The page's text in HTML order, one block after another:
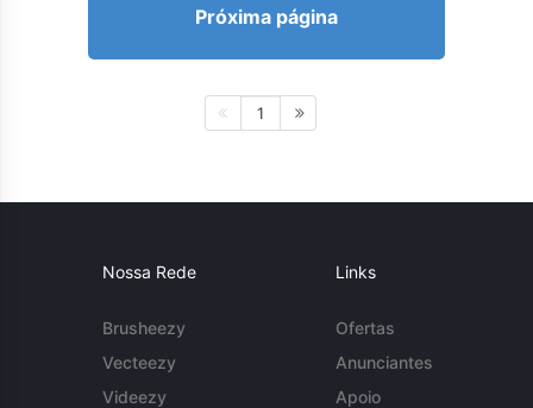
Próxima página
1
Nossa Rede
Brusheezy
Vecteezy
Videezy
Links
Ofertas
Anunciantes
Apoio